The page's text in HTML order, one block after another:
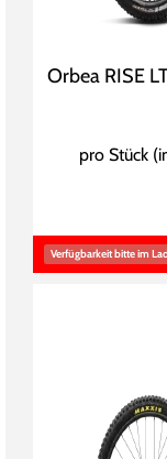
Orbea RISE
pro Stück
Verfügbarkeit bitte im